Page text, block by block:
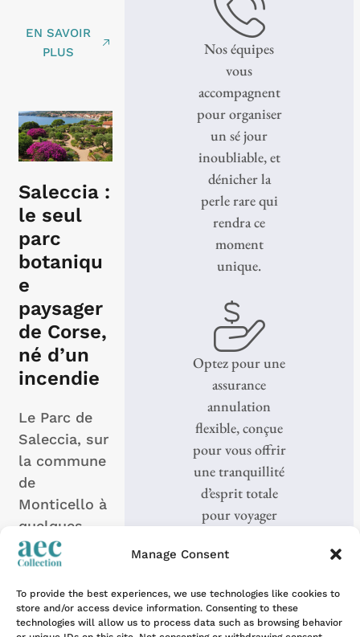
Manage Consent
To provide the best experiences, we use technologies like cookies to
store and/or access device information. Consenting to these
technologies will allow us to process data such as browsing behavior
EN SAVOIR
PLUS
Saleccia :
le seul
parc
botaniqu
e
paysager
de Corse,
né d’un
incendie
Le Parc de
Saleccia, sur
la commune
de
Monticello à
quelques
kilomètres
de L’Île-
Rousse, a...
EN SAVOIR
Nos équipes
vous
accompagnent
pour organiser
un sé jour
inoubliable, et
dénicher la
perle rare qui
rendra ce
moment
unique.
Optez pour une
assurance
annulation
flexible, conçue
pour vous offrir
une tranquillité
d’esprit totale
pour voyager